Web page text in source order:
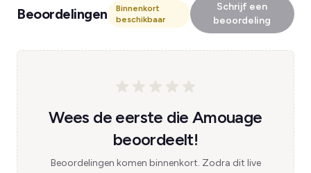
Beoordelingen
Binnenkort
beschikbaar
Schrijf een
beoordeling
Wees de eerste die Amouage
beoordeelt!
Beoordelingen komen binnenkort. Zodra dit live